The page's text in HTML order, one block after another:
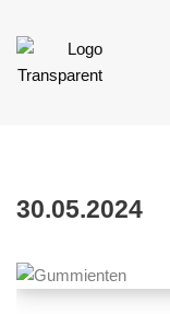
Zum
Inhalt
30.05.2024